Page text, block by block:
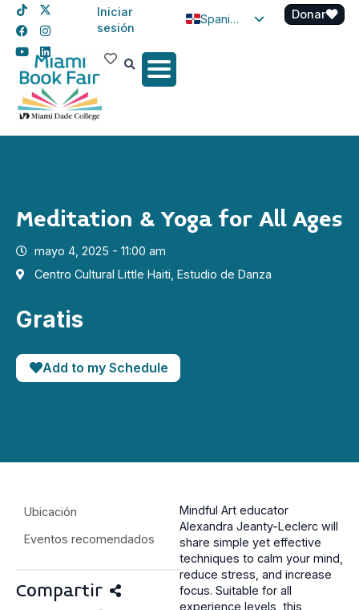
Iniciar
sesión
Spanish
Donar
Meditation & Yoga for All Ages
mayo 4, 2025 - 11:00 am
Centro Cultural Little Haiti, Estudio de Danza
Gratis
Add to my Schedule
Ubicación
Eventos recomendados
Compartir
Mindful Art educator
Alexandra Jeanty-Leclerc will
share simple yet effective
techniques to calm your mind,
reduce stress, and increase
focus. Suitable for all
experience levels, this